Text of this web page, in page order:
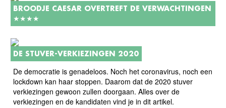
BROODJE CAESAR OVERTREFT DE VERWACHTINGEN
★★★★
DE STUVER-VERKIEZINGEN 2020
De democratie is genadeloos. Noch het coronavirus, noch een
lockdown kan haar stoppen. Daarom dat de 2020 stuver
verkiezingen gewoon zullen doorgaan. Alles over de
verkiezingen en de kandidaten vind je in dit artikel.